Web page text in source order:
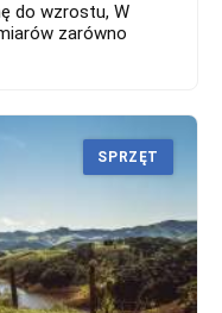
do wzrostu, W
zarówno
SPRZĘT